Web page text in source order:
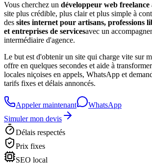
Vous cherchez un développeur web freelance
site plus crédible, plus clair et plus simple à
des sites internet pour artisans, professions
et entreprises de servicesavec un
intermédiaire d'agence.
Le but est d'obtenir un site qui charge vite sur
offre en quelques secondes et aide à
locales niçoises en appels, WhatsApp et
tarifs fixes et délais annoncés.
Appeler maintenant
WhatsApp
Simuler mon devis
Délais respectés
Prix fixes
SEO local